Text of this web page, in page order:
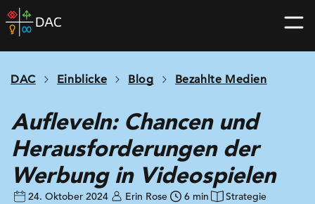
Skip
to
home
DAC Einblicke Blog Bezahlte Medien
Aufleveln: Chancen und
Herausforderungen der
Werbung in Videospielen
24. Oktober 2024 Erin Rose 6 min Strategie